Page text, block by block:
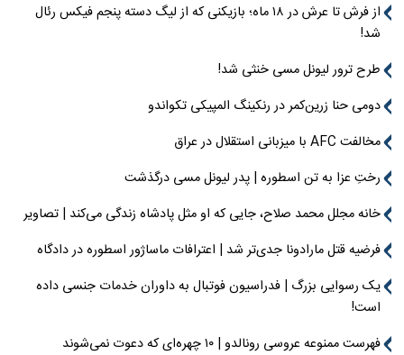
از فرش تا عرش در ۱۸ ماه؛ بازیکنی که از لیگ دسته پنجم فیکس رئال
شد!
طرح ترور لیونل مسی خنثی شد!
دومی حنا زرین‌کمر در رنکینگ المپیکی تکواندو
مخالفت AFC با میزبانی استقلال در عراق
رختِ عزا به تن اسطوره | پدر لیونل مسی درگذشت
خانه مجلل محمد صلاح، جایی که او مثل پادشاه زندگی می‌کند | تصاویر
فرضیه قتل مارادونا جدی‌تر شد | اعترافات ماساژور اسطوره در دادگاه
یک رسوایی بزرگ | فدراسیون فوتبال به داوران خدمات جنسی داده
است!
فهرست ممنوعه عروسی رونالدو | ۱۰ چهره‌ای که دعوت نمی‌شوند